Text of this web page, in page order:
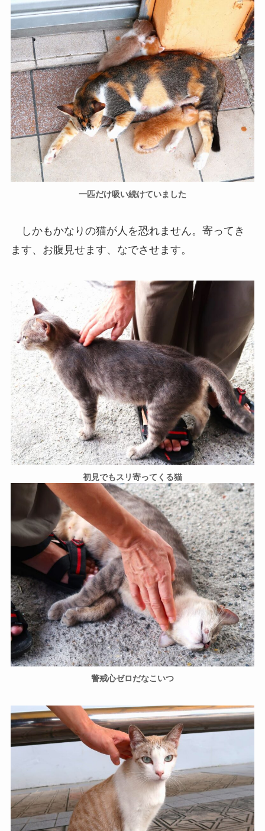
一匹だけ吸い続けていました
しかもかなりの猫が人を恐れません。寄ってき
ます、お腹見せます、なでさせます。
初見でもスリ寄ってくる猫
警戒心ゼロだなこいつ